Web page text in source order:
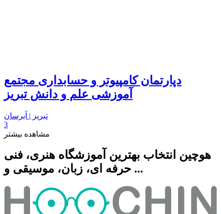
دپارتمان کامپیوتر و حسابداری مجتمع
آموزشی علم و دانش تبریز
تبریز | آبرسان
3
مشاهده بیشتر
هوچین انتخاب بهترین آموزشگاه هنری، فنی
حرفه ای، زبان، موسیقی و ...